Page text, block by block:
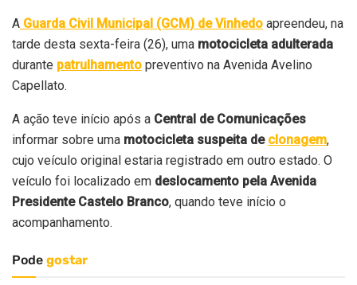
A Guarda Civil Municipal (GCM) de Vinhedo apreendeu, na
tarde desta sexta-feira (26), uma motocicleta adulterada
durante patrulhamento preventivo na Avenida Avelino
Capellato.
A ação teve início após a Central de Comunicações
informar sobre uma motocicleta suspeita de clonagem,
cujo veículo original estaria registrado em outro estado. O
veículo foi localizado em deslocamento pela Avenida
Presidente Castelo Branco, quando teve início o
acompanhamento.
Pode gostar